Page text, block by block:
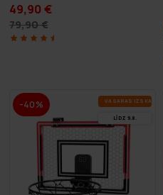
49,90 €
79,90 €
-40% VA­SA­RAS IZ­SKA­ŅA
LĪDZ 9.8.